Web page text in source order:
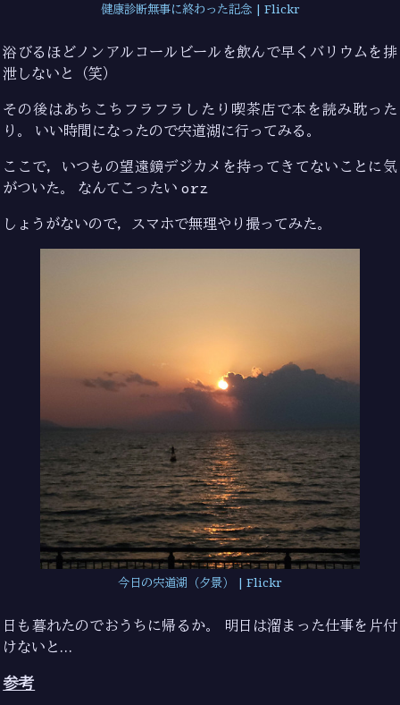
健康診断無事に終わった記念 | Flickr
浴びるほどノンアルコールビールを飲んで早くバリウムを排
泄しないと（笑）
その後はあちこちフラフラしたり喫茶店で本を読み耽った
り。 いい時間になったので宍道湖に行ってみる。
ここで，いつもの望遠鏡デジカメを持ってきてないことに気
がついた。 なんてこったいorz
しょうがないので，スマホで無理やり撮ってみた。
今日の宍道湖（夕景） | Flickr
日も暮れたのでおうちに帰るか。 明日は溜まった仕事を片付
けないと…
参考